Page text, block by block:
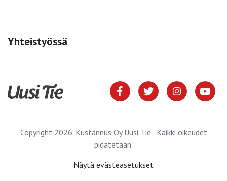
Yhteistyössä
Copyright 2026. Kustannus Oy Uusi Tie · Kaikki oikeudet
pidätetään.
Näytä evästeasetukset